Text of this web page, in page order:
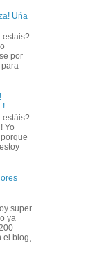
Uña
estais?
por
estáis?
Yo
super
ya
el blog,